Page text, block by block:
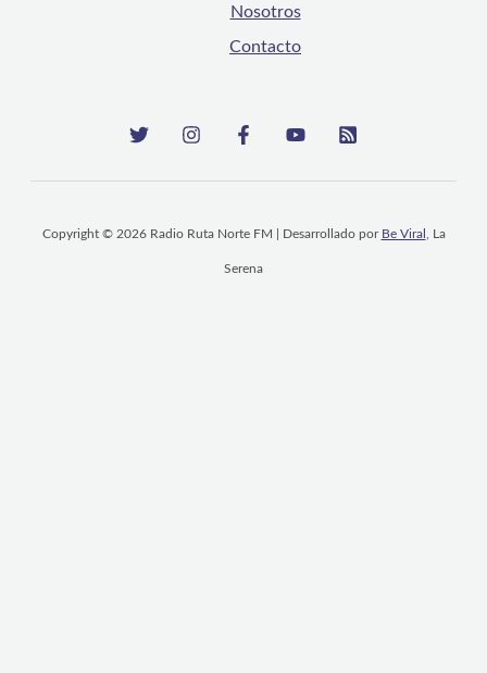
Nosotros
Contacto
Copyright © 2026 Radio Ruta Norte FM | Desarrollado por Be Viral , La
Serena